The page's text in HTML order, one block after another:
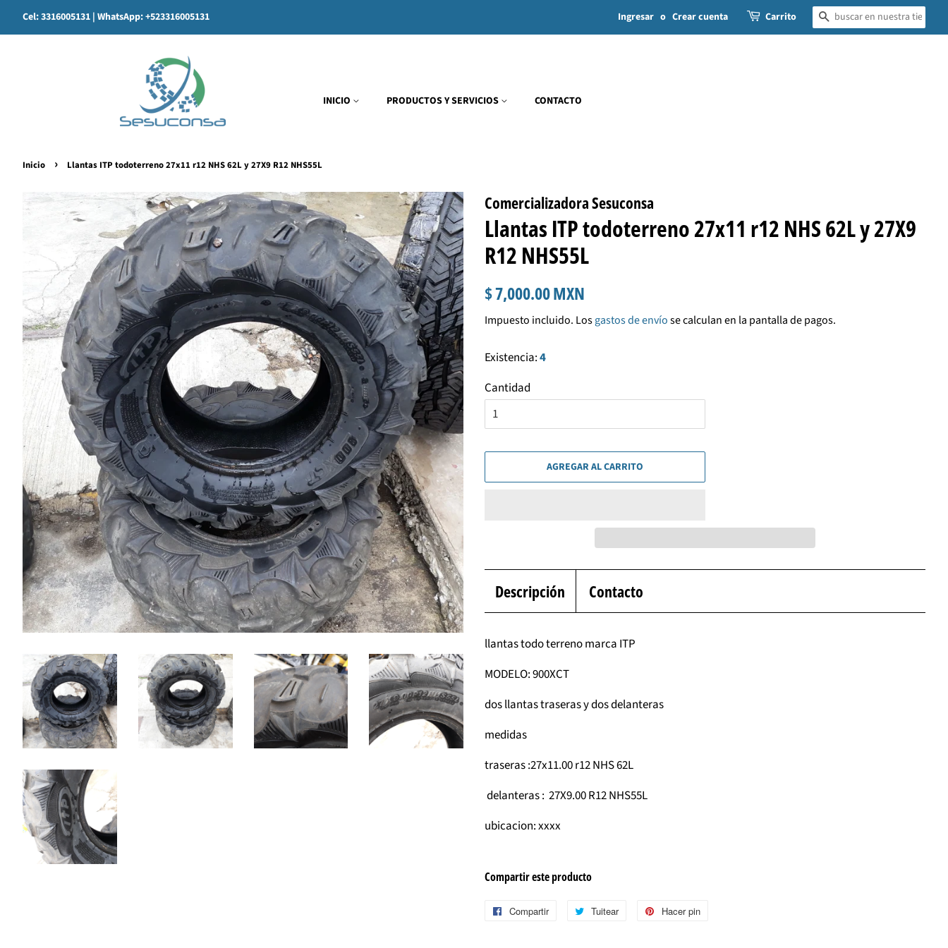
Cel: 3316005131 | WhatsApp: +523316005131 Ingresar o Crear cuenta Carrito BUSCAR
INICIO PRODUCTOS Y SERVICIOS CONTACTO
Inicio › Llantas ITP todoterreno 27x11 r12 NHS 62L y 27X9 R12 NHS55L
Comercializadora Sesuconsa
Llantas ITP todoterreno 27x11 r12 NHS 62L y 27X9
R12 NHS55L
Precio
$ 7,000.00 MXN
venta
Impuesto incluido. Losgastos de envíose calculan en la pantalla de pagos.
Existencia:4
Cantidad
AGREGAR AL CARRITO
Descripción Contacto
llantas todo terreno marca ITP
MODELO: 900XCT
dos llantas traseras y dos delanteras
medidas
traseras :27x11.00 r12 NHS 62L
delanteras : 27X9.00 R12 NHS55L
ubicacion: xxxx
Compartir este producto
Compartir
CompartirTuitear
Tuitear
Hacer pin